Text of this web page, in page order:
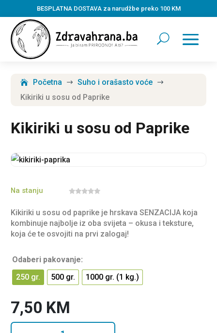
BESPLATNA DOSTAVA za narudžbe preko 100 KM
Početna $ Suho i orašasto voće $
Kikiriki u sosu od Paprike
Kikiriki u sosu od Paprike
Na stanju
u
o
f
5
Kikiriki u sosu od paprike je hrskava SENZACIJA koja
kombinuje najbolje iz oba svijeta – okusa i teksture,
koja će te osvojiti na prvi zalogaj!
Odaberi pakovanje:
250 gr.
500 gr. 1000 gr. (1 kg.)
7,50 KM
Kikiriki